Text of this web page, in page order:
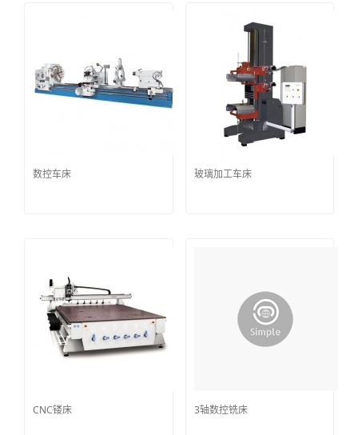
数控车床 玻璃加工车床
CNC镂床 3轴数控铣床